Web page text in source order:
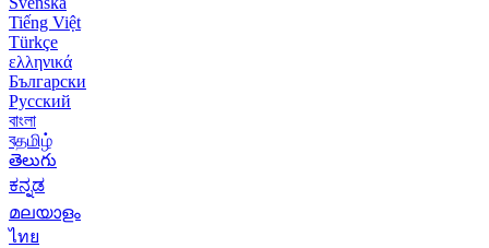
Tiếng Việt
Türkçe
ελληνικά
Български
Русский
বাংলা
বதமிழ்
తెలుగు
ಕನ್ನಡ
മലയാളം
ไทย